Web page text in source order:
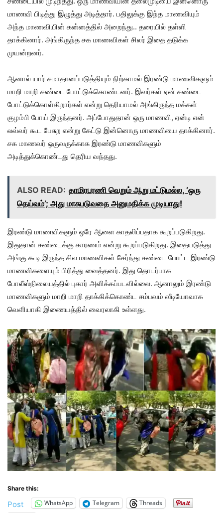
மாணவி பிடித்து இழுத்து அடித்தார். பதிலுக்கு இந்த மாணவியும்
அந்த மாணவியின் கன்னத்தில் அறைந்து.. தரையில் தள்ளி
தாக்கினார். அங்கிருந்த சக மாணவிகள் சிலர் இதை தடுக்க
முயன்றனர்.
ஆனால் யார் சமாதானப்படுத்தியும் நிற்காமல் இரண்டு மாணவிகளும்
மாறி மாறி சண்டை போட்டுக்கொண்டனர். இவர்கள் ஏன் சண்டை
போட்டுக்கொள்கிறார்கள் என்று தெரியாமல் அங்கிருந்த மக்கள்
குழம்பி போய் இருந்தனர். அப்போதுதான் ஒரு மாணவி, ஏன்டி என்
லவ்வர் கூட பேசுற என்று கேட்டு இன்னொரு மாணவியை தாக்கினார்.
சக மாணவர் ஒருவருக்காக இரண்டு மாணவிகளும்
அடித்துக்கொண்டது தெரிய வந்தது.
ALSO READ: தாமிரபரணி வெறும் ஆறு மட்டுமல்ல, ‘ஒரு
தெய்வம்’; அது மாசுபடுவதை அனுமதிக்க முடியாது!
இரண்டு மாணவிகளும் ஒரே ஆளை காதலிப்பதாக கூறப்படுகிறது.
இதுதான் சண்டைக்கு காரணம் என்று கூறப்படுகிறது. இதையடுத்து
அங்கு கூடி இருந்த சில மாணவிகள் சேர்ந்து சண்டை போட்ட இரண்டு
மாணவிகளையும் பிரித்து வைத்தனர். இது தொடர்பாக
போலீஸ்நிலையத்தில் புகார் அளிக்கப்படவில்லை. ஆனாலும் இரண்டு
மாணவிகளும் மாறி மாறி தாக்கிக்கொண்ட சம்பவம் வீடியோவாக
வெளியாகி இணையத்தில் வைரலாகி உள்ளது.
Share this:
Post WhatsApp Telegram Threads